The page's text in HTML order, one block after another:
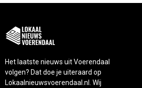
Het laatste nieuws uit Voerendaal
volgen? Dat doe je uiteraard op
Lokaalnieuwsvoerendaal.nl. Wij